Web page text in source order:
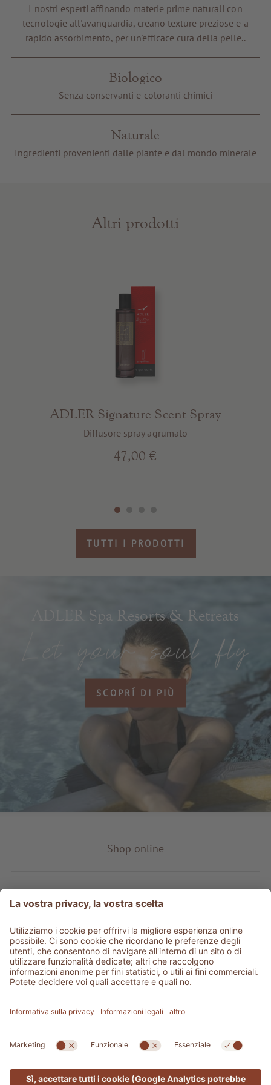
Buoni regalo
Servizi e informazioni
I nostri esperti affinando materie prime naturali con
tecnologie all'avanguardia, creano texture preziose e a
rapido assorbimento, per un'efficace cura della pelle..
Biologico
Senza conservanti e coloranti chimici
Naturale
Ingredienti provenienti dalle piante e dal mondo minerale
Altri prodotti
ADLER Signature Scent Spray
Diffusore spray agrumato
47,00 €
TUTTI I PRODOTTI
ADLER Spa Resorts & Retreats
SCOPRÍ DI PIÙ
Shop online
Tipo prodotto
Service & info
Be social